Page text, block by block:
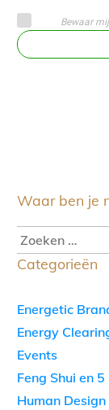
Bewaar
Waar ben je
Categorieën
Energetic
Energy
Events
Feng Shui en
Human Design